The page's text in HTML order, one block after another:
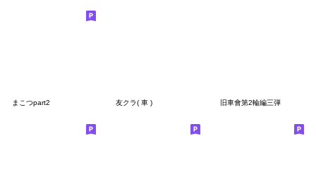
まこつpart2 友クラ( 車 ) 旧車會第2輪編三弾